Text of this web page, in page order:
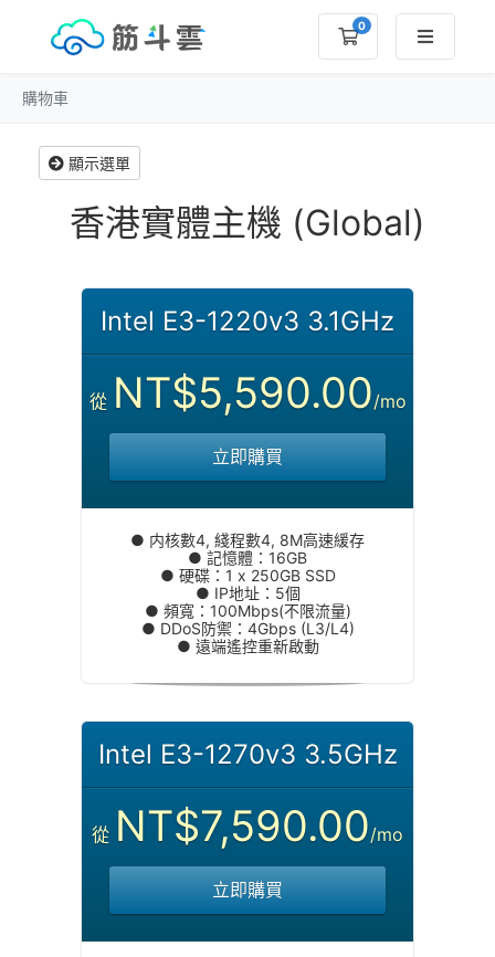
0
購物車
購物車
顯示選單
香港實體主機 (Global)
Intel E3-1220v3 3.1GHz
從 NT$5,590.00/mo
立即購買
● 内核數4, 綫程數4, 8M高速緩存
● 記憶體：16GB
● 硬碟：1 x 250GB SSD
● IP地址：5個
● 頻寬：100Mbps(不限流量)
● DDoS防禦：4Gbps (L3/L4)
● 遠端遙控重新啟動
Intel E3-1270v3 3.5GHz
從 NT$7,590.00/mo
立即購買